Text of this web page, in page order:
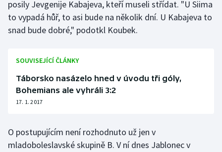
Moderní pětiboj
Motorsport
Olympijské hry
Parasport
Plavání
Plážový volejbal
Ragby
posily Jevgenije Kabajeva, kteří museli střídat. "U Siima
to vypadá hůř, to asi bude na několik dní. U Kabajeva to
snad bude dobré," podotkl Koubek.
SOUVISEJÍCÍ ČLÁNKY
Táborsko nasázelo hned v úvodu tři góly,
Bohemians ale vyhráli 3:2
17. 1. 2017
O postupujícím není rozhodnuto už jen v
mladoboleslavské skupině B. V ní dnes Jablonec v